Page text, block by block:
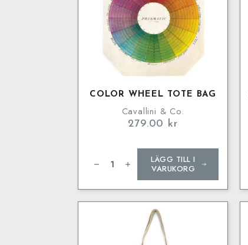
COLOR WHEEL TOTE BAG
Cavallini & Co.
279.00 kr
Wheel
Tote
LÄGG TILL I
VARUKORG